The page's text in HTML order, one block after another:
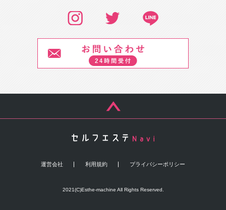
運営会社 利用規約 プライバシーポリシー
2021(C)Esthe-machine All Rights Reserved.